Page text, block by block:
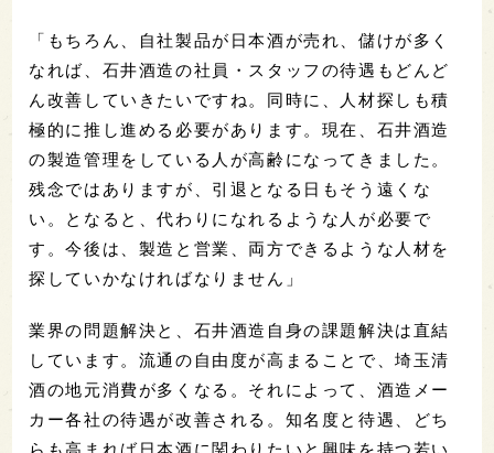
「もちろん、自社製品が日本酒が売れ、儲けが多く
なれば、石井酒造の社員・スタッフの待遇もどんど
ん改善していきたいですね。同時に、人材探しも積
極的に推し進める必要があります。現在、石井酒造
の製造管理をしている人が高齢になってきました。
残念ではありますが、引退となる日もそう遠くな
い。となると、代わりになれるような人が必要で
す。今後は、製造と営業、両方できるような人材を
探していかなければなりません」
業界の問題解決と、石井酒造自身の課題解決は直結
しています。流通の自由度が高まることで、埼玉清
酒の地元消費が多くなる。それによって、酒造メー
カー各社の待遇が改善される。知名度と待遇、どち